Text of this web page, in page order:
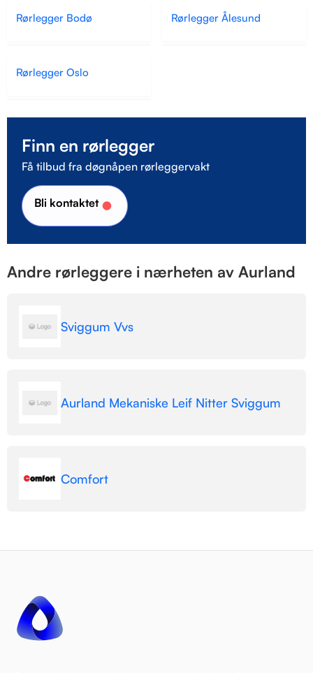
Rørlegger Bodø Rørlegger Ålesund
Rørlegger Oslo
Finn en rørlegger
Få tilbud fra døgnåpen rørleggervakt
Bli kontaktet
Andre rørleggere i nærheten av Aurland
Sviggum Vvs
Aurland Mekaniske Leif Nitter Sviggum
Comfort